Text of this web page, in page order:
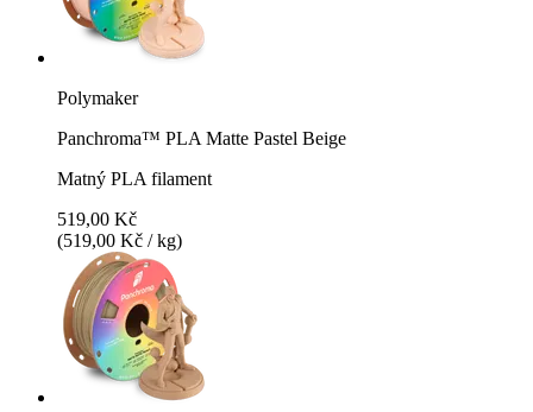
Polymaker
Panchroma™ PLA Matte Pastel Beige
Matný PLA filament
519,00 Kč
(519,00 Kč / kg)